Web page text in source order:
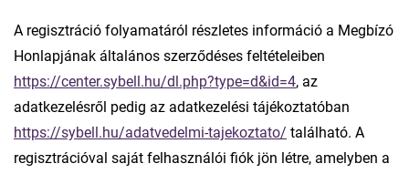
A regisztráció folyamatáról részletes információ a Megbízó
Honlapjának általános szerződéses feltételeiben
https://center.sybell.hu/dl.php?type=d&id=4, az
adatkezelésről pedig az adatkezelési tájékoztatóban
https://sybell.hu/adatvedelmi-tajekoztato/ található. A
regisztrációval saját felhasználói fiók jön létre, amelyben a